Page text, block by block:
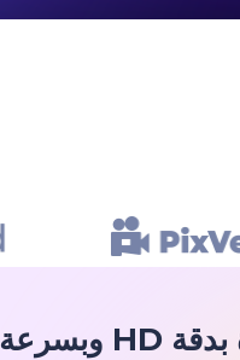
إنشاء فيديوهات ذكاء اصطناعي غير محدودة بدقة HD وبسرعة